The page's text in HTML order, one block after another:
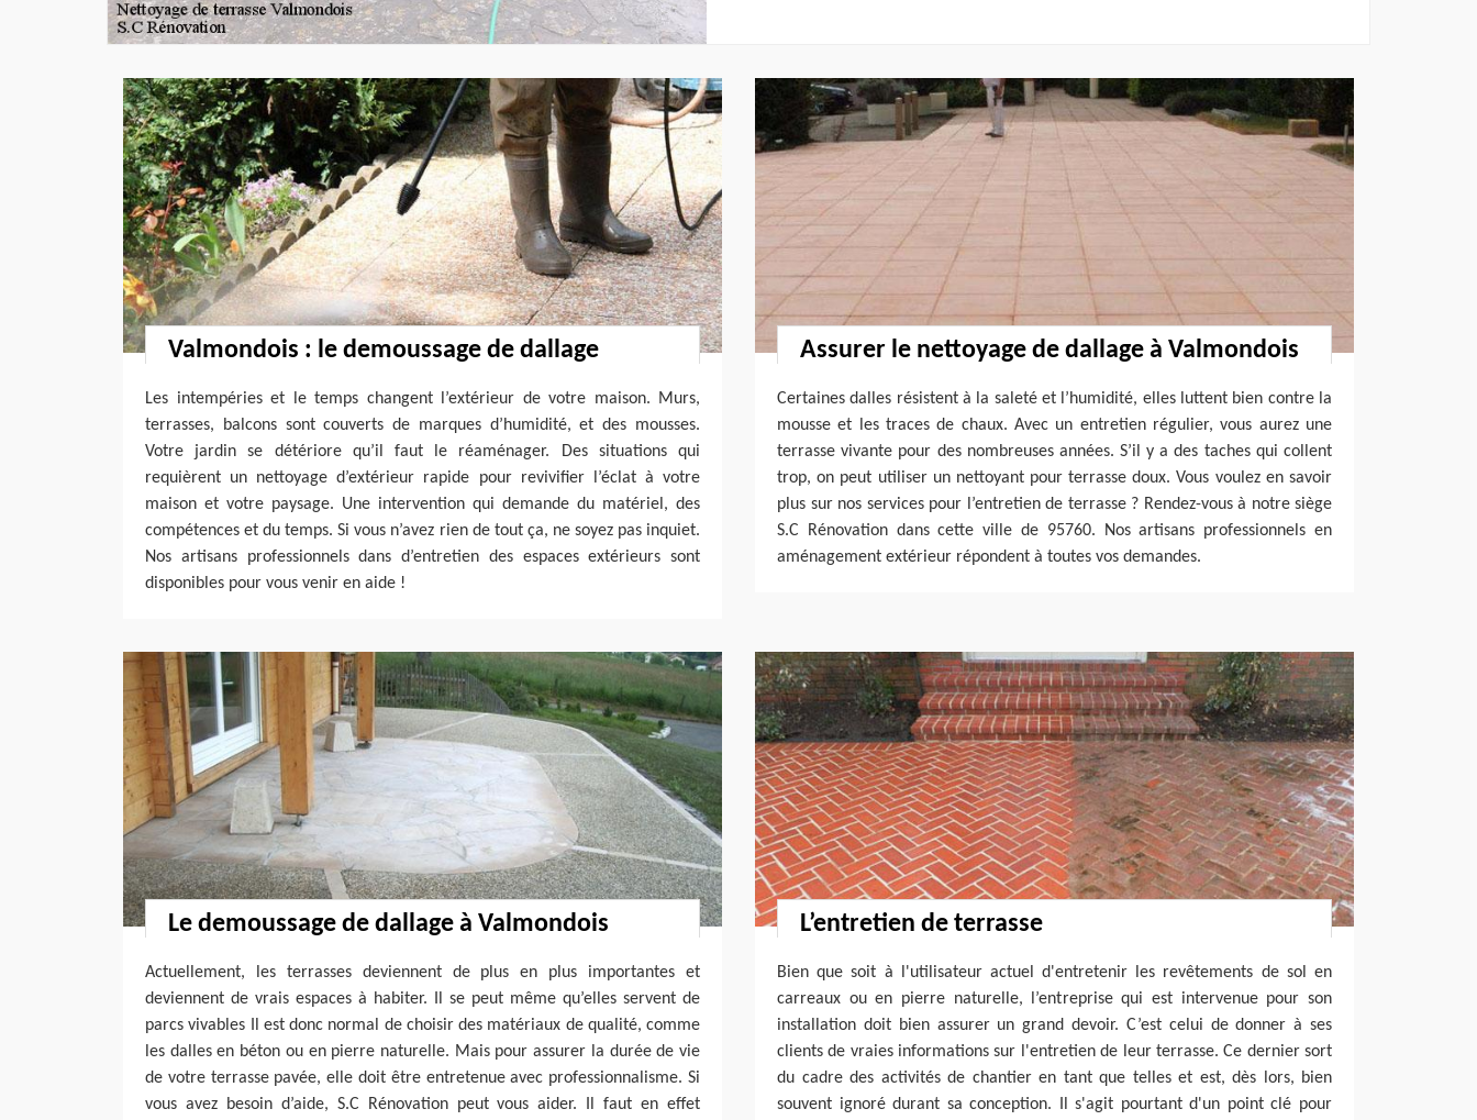
Valmondois : le demoussage de dallage
Les intempéries et le temps changent l’extérieur de votre maison. Murs,
terrasses, balcons sont couverts de marques d’humidité, et des mousses.
Votre jardin se détériore qu’il faut le réaménager. Des situations qui
requièrent un nettoyage d’extérieur rapide pour revivifier l’éclat à votre
maison et votre paysage. Une intervention qui demande du matériel, des
compétences et du temps. Si vous n’avez rien de tout ça, ne soyez pas inquiet.
Nos artisans professionnels dans d’entretien des espaces extérieurs sont
disponibles pour vous venir en aide !
Assurer le nettoyage de dallage à Valmondois
Certaines dalles résistent à la saleté et l’humidité, elles luttent bien contre la
mousse et les traces de chaux. Avec un entretien régulier, vous aurez une
terrasse vivante pour des nombreuses années. S’il y a des taches qui collent
trop, on peut utiliser un nettoyant pour terrasse doux. Vous voulez en savoir
plus sur nos services pour l’entretien de terrasse ? Rendez-vous à notre siège
S.C Rénovation dans cette ville de 95760. Nos artisans professionnels en
aménagement extérieur répondent à toutes vos demandes.
Le demoussage de dallage à Valmondois
Actuellement, les terrasses deviennent de plus en plus importantes et
deviennent de vrais espaces à habiter. Il se peut même qu’elles servent de
parcs vivables Il est donc normal de choisir des matériaux de qualité, comme
les dalles en béton ou en pierre naturelle. Mais pour assurer la durée de vie
de votre terrasse pavée, elle doit être entretenue avec professionnalisme. Si
vous avez besoin d’aide, S.C Rénovation peut vous aider. Il faut en effet
L’entretien de terrasse
Bien que soit à l'utilisateur actuel d'entretenir les revêtements de sol en
carreaux ou en pierre naturelle, l’entreprise qui est intervenue pour son
installation doit bien assurer un grand devoir. C’est celui de donner à ses
clients de vraies informations sur l'entretien de leur terrasse. Ce dernier sort
du cadre des activités de chantier en tant que telles et est, dès lors, bien
souvent ignoré durant sa conception. Il s'agit pourtant d'un point clé pour